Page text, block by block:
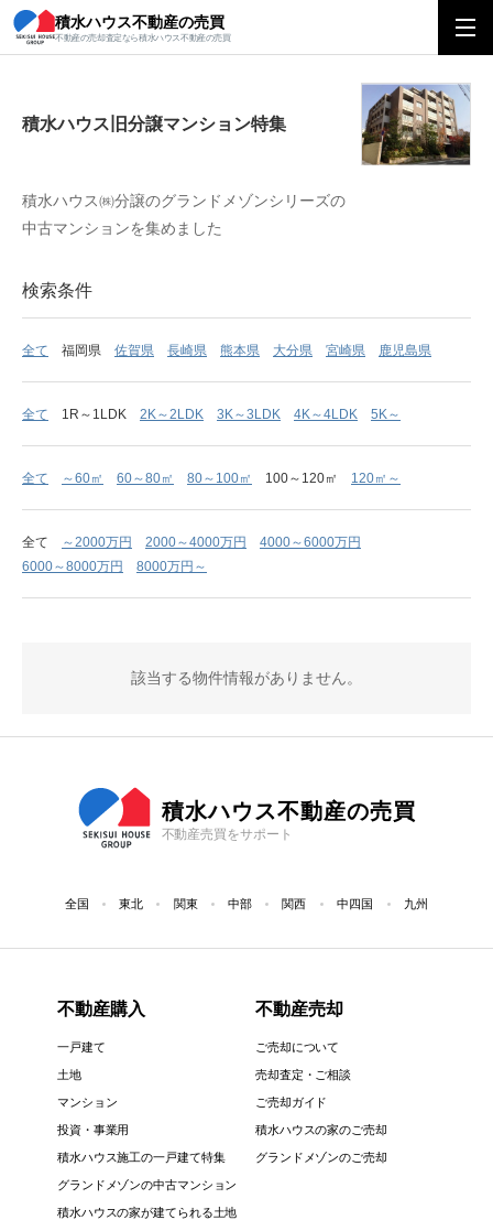
積水ハウス不動産の売買
不動産の売却査定なら積水ハウス不動産の売買
積水ハウス旧分譲マンション特集
積水ハウス旧分譲マンション特集
積水ハウス㈱分譲のグランドメゾンシリーズの
中古マンションを集めました
検索条件
全て 福岡県 佐賀県 長崎県 熊本県 大分県 宮崎県 鹿児島県
全て 1R～1LDK 2K～2LDK 3K～3LDK 4K～4LDK 5K～
全て ～60㎡ 60～80㎡ 80～100㎡ 100～120㎡ 120㎡～
全て ～2000万円 2000～4000万円
4000～6000万円
6000～8000万円
8000万円～
該当する物件情報がありません。
積水ハウス不動産の売買
不動産売買をサポート
全国 東北 関東 中部 関西 中四国 九州
不動産購入
一戸建て
土地
マンション
投資・事業用
積水ハウス施工の一戸建て特集
グランドメゾンの中古マンション
積水ハウスの家が建てられる土地
不動産売却
ご売却について
売却査定・ご相談
ご売却ガイド
積水ハウスの家のご売却
グランドメゾンのご売却